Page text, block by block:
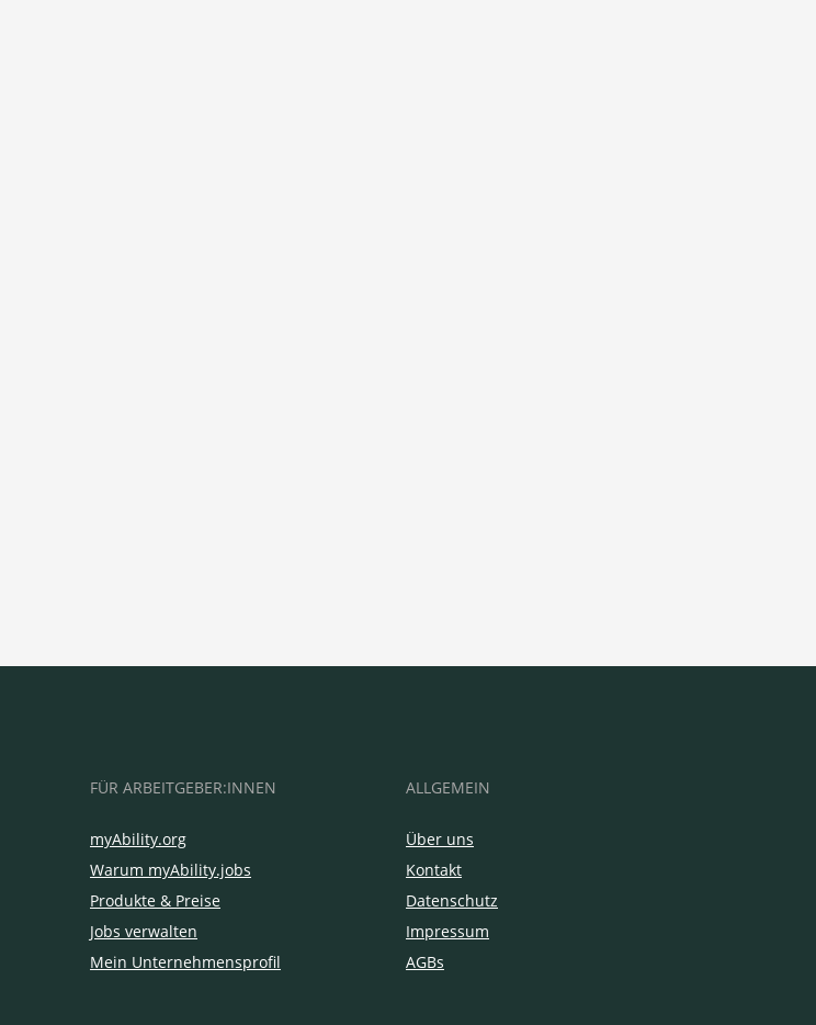
FÜR ARBEITGEBER:INNEN
myAbility.org
Warum myAbility.jobs
Produkte & Preise
Jobs verwalten
Mein Unternehmensprofil
ALLGEMEIN
Über uns
Kontakt
Datenschutz
Impressum
AGBs